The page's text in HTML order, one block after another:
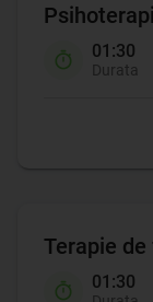
01:30
Durata
Terapie
01:30